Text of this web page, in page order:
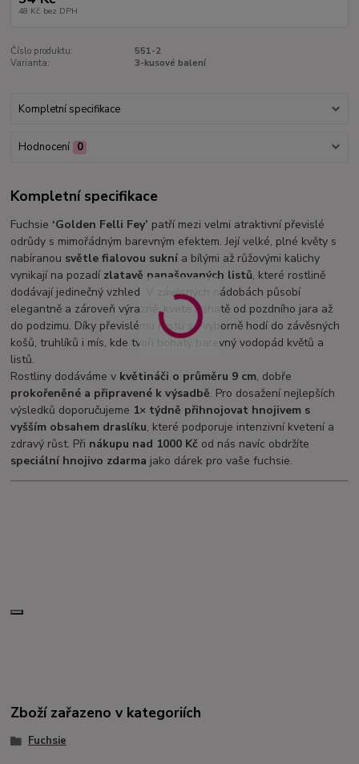
48 Kč bez DPH
Číslo produktu:
551-2
Varianta:
3-kusové balení
Kompletní specifikace
Hodnocení 0
Kompletní specifikace
Fuchsie ‘Golden Felli Fey’ patří mezi velmi atraktivní převislé
odrůdy s mimořádným barevným efektem. Její velké, plné květy s
nabíranou světle fialovou sukní a bílými až růžovými kalichy
vynikají na pozadí zlatavě panašovaných listů, které rostlině
dodávají jedinečný vzhled. V závěsných nádobách působí
elegantně a zároveň výrazně, kvete bohatě od pozdního jara až
do podzimu. Díky převislému růstu se výborně hodí do závěsných
košů, truhlíků i mís, kde tvoří bohatý barevný vodopád květů a
listů.
Rostliny dodáváme v květináči o průměru 9 cm, dobře
prokořeněné a připravené k výsadbě. Pro dosažení nejlepších
výsledků doporučujeme 1× týdně přihnojovat hnojivem s
vyšším obsahem draslíku, které podporuje intenzivní kvetení a
zdravý růst. Při nákupu nad 1000 Kč od nás navíc obdržíte
speciální hnojivo zdarma jako dárek pro vaše fuchsie.
Zboží zařazeno v kategoriích
Fuchsie